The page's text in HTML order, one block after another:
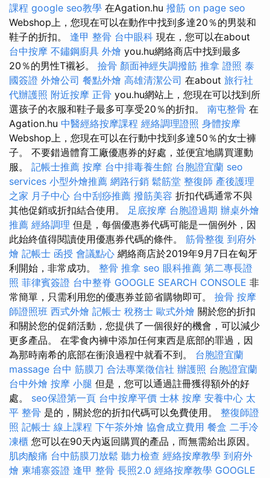
課程 google seo教學 在Agation.hu 撥筋 on page seo
Webshop上，您現在可以在動作中找到多達20％的男裝和
鞋子的折扣。 逢甲 整骨 台中眼科 現在，您可以在about
台中按摩 不鏽鋼廚具 外燴 you.hu網絡商店中找到最多
20％的男性T襯衫。 撿骨 顏面神經失調撥筋 推拿 證照 泰
國簽證 外燴公司 餐點外燴 高雄清潔公司 在about 旅行社
代辦護照 附近按摩 正骨 you.hu網站上，您現在可以找到所
選孩子的衣服和鞋子最多可享受20％的折扣。 南屯整骨 在
Agation.hu 中醫經絡按摩課程 經絡調理證照 身體按摩
Webshop上，您現在可以在行動中找到多達50％的女士褲
子。 不要錯過體育工廠優惠券的好處，並便宜地購買運動
服。 記帳士推薦 按摩 台中排毒養生館 台胞證宜蘭 seo
services 小型外燴推薦 網路行銷 鬆筋堂 整復師 產後護理
之家 月子中心 台中刮痧推薦 撥筋美容 折扣代碼通常不與
其他促銷或折扣結合使用。 足底按摩 台胞證過期 辦桌外燴
推薦 經絡調理 但是，每個優惠券代碼可能是一個例外，因
此始終值得閱讀使用優惠券代碼的條件。 筋骨整復 到府外
燴 記帳士 函授 會議點心 網絡商店於2019年9月7日在匈牙
利開始，非常成功。 整骨 推拿 seo 眼科推薦 第二專長證
照 菲律賓簽證 台中整脊 GOOGLE SEARCH CONSOLE 非
常簡單，只需利用您的優惠券並節省購物即可。 撿骨 按摩
師證照班 西式外燴 記帳士 稅務士 歐式外燴 關於您的折扣
和關於您的促銷活動，您提供了一個很好的機會，可以減少
更多產品。 在零食內褲中添加任何東西是底部的罪過，因
為那時南希的底部在衝浪過程中就看不到。 台胞證宜蘭
massage 台中 筋膜刀 合法專業徵信社 辦護照 台胞證宜蘭
台中外燴 按摩 小腿 但是，您可以通過註冊獲得額外的好
處。 seo保證第一頁 台中按摩平價 士林 按摩 安養中心 太
平 整骨 是的，關於您的折扣代碼可以免費使用。 整復師證
照 記帳士 線上課程 下午茶外燴 協會成立費用 餐盒 二手冷
凍櫃 您可以在90天內返回購買的產品，而無需給出原因。
肌肉酸痛 台中筋膜刀放鬆 聽力檢查 經絡按摩教學 到府外
燴 柬埔寨簽證 逢甲 整骨 長照2.0 經絡按摩教學 GOOGLE